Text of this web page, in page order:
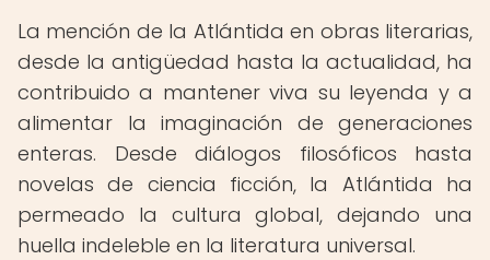
La mención de la Atlántida en obras literarias,
desde la antigüedad hasta la actualidad, ha
contribuido a mantener viva su leyenda y a
alimentar la imaginación de generaciones
enteras. Desde diálogos filosóficos hasta
novelas de ciencia ficción, la Atlántida ha
permeado la cultura global, dejando una
huella indeleble en la literatura universal.